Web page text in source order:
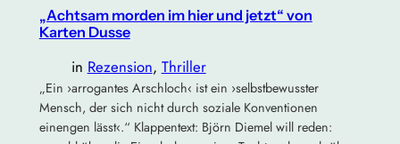
„Achtsam morden im hier und jetzt“ von
Karten Dusse
in Rezension, Thriller
„Ein ›arrogantes Arschloch‹ ist ein ›selbstbewusster
Mensch, der sich nicht durch soziale Konventionen
einengen lässt‹.“ Klappentext: Björn Diemel will reden: